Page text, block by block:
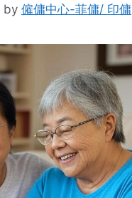
by 僱傭中心-菲傭/ 印傭